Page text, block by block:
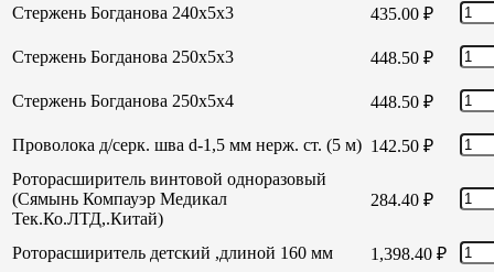
Стержень Богданова 240х5х3 435.00 ₽
Стержень Богданова 250х5х3 448.50 ₽
Стержень Богданова 250х5х4 448.50 ₽
Проволока д/серк. шва d-1,5 мм нерж. ст. (5 м) 142.50 ₽
Роторасширитель винтовой одноразовый
(Сямынь Компауэр Медикал
Тек.Ко.ЛТД,.Китай)
284.40 ₽
Роторасширитель детский ,длиной 160 мм 1,398.40 ₽